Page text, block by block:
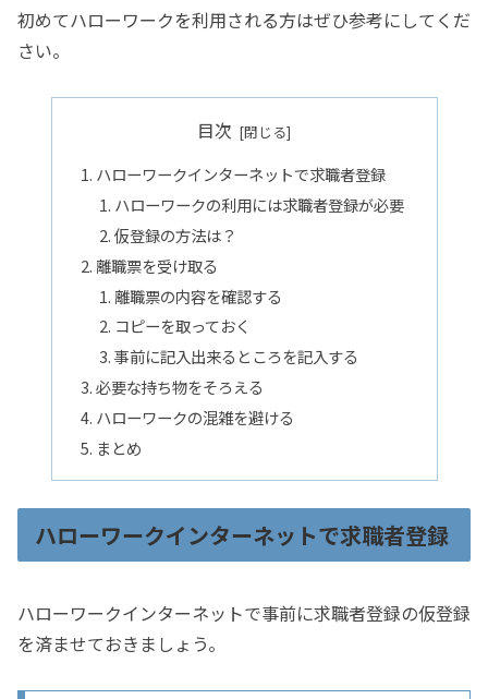
初めてハローワークを利用される方はぜひ参考にしてくだ
さい。
目次
ハローワークインターネットで求職者登録
ハローワークの利用には求職者登録が必要
仮登録の方法は？
離職票を受け取る
離職票の内容を確認する
コピーを取っておく
事前に記入出来るところを記入する
必要な持ち物をそろえる
ハローワークの混雑を避ける
まとめ
ハローワークインターネットで求職者登録
ハローワークインターネットで事前に求職者登録の仮登録
を済ませておきましょう。